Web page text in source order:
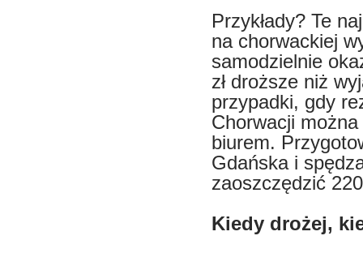
Przykłady? Te
na chorwackiej
samodzielnie
zł droższe niż
przypadki, gdy
Chorwacji
biurem.
Gdańska i
zaoszczędzić
Kiedy drożej,